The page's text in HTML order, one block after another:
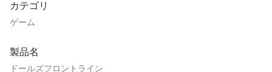
カテゴリ
ゲーム
製品名
ドールズフロントライン